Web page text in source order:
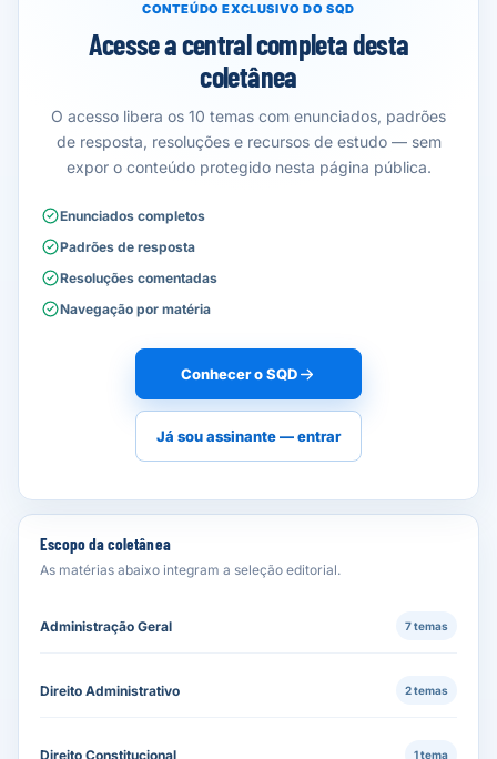
Escopo da coletânea
As matérias abaixo integram a seleção editorial.
Administração Geral 7 temas
Direito Administrativo 2 temas
Direito Constitucional 1 tema
CONTEÚDO EXCLUSIVO DO SQD
Acesse a central completa desta
coletânea
O acesso libera os 10 temas com enunciados, padrões
de resposta, resoluções e recursos de estudo — sem
expor o conteúdo protegido nesta página pública.
Enunciados completos
Padrões de resposta
Resoluções comentadas
Navegação por matéria
Conhecer o SQD
Já sou assinante — entrar